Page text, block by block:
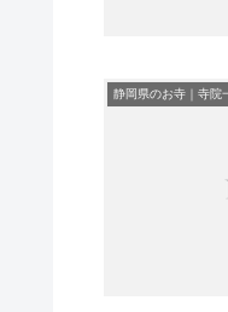
静岡県のお寺｜寺院